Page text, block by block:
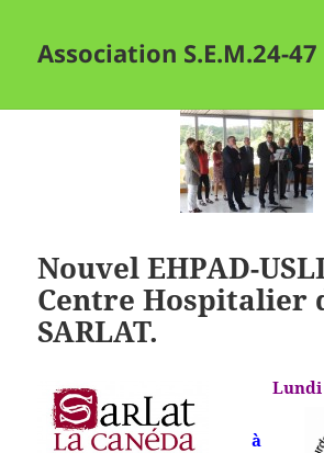
Association S.E.M.24-47
Nouvel EHPAD-
Centre Hospitalier
SARLAT.
Lundi
à